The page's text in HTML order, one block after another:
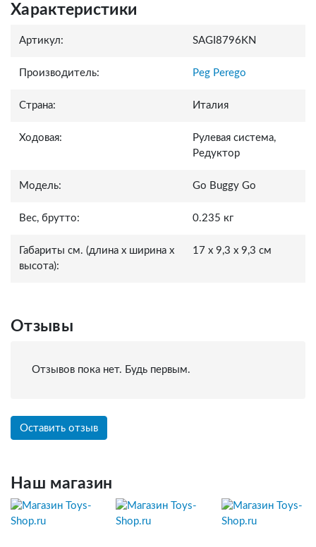
Характеристики
Артикул: SAGI8796KN
Производитель: Peg Perego
Страна: Италия
Ходовая:
Рулевая система,
Редуктор
Модель: Go Buggy Go
Вес, брутто: 0.235 кг
Габариты см. (длина x ширина x
высота):
17 x 9,3 x 9,3 см
Отзывы
Отзывов пока нет. Будь первым.
Оставить отзыв
Наш магазин